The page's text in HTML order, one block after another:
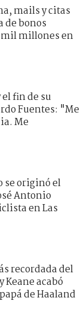
mails y citas
de bonos
mil millones en
fin de su
Fuentes: "Me
Me
se originó el
Antonio
en Las
recordada del
Keane acabó
de Haaland